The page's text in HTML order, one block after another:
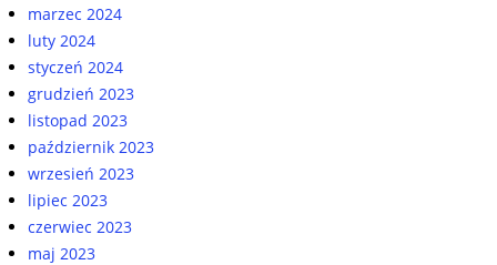
marzec 2024
luty 2024
styczeń 2024
grudzień 2023
listopad 2023
październik 2023
wrzesień 2023
lipiec 2023
czerwiec 2023
maj 2023